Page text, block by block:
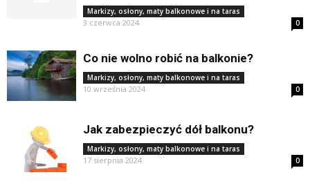
Markizy, osłony, maty balkonowe i na taras
3 czerwca 2024 0
Co nie wolno robić na balkonie?
Markizy, osłony, maty balkonowe i na taras
10 września 2024 0
Jak zabezpieczyć dół balkonu?
Markizy, osłony, maty balkonowe i na taras
17 sierpnia 2024 0